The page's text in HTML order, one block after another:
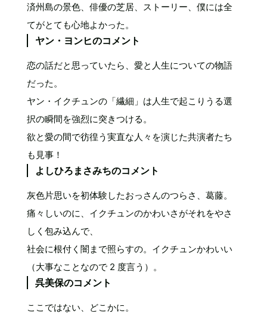
済州島の景色、俳優の芝居、ストーリー、僕には全
てがとても心地よかった。
ヤン・ヨンヒのコメント
恋の話だと思っていたら、愛と人生についての物語
だった。
ヤン・イクチュンの「繊細」は人生で起こりうる選
択の瞬間を強烈に突きつける。
欲と愛の間で彷徨う実直な人々を演じた共演者たち
も見事！
よしひろまさみちのコメント
灰色片思いを初体験したおっさんのつらさ、葛藤。
痛々しいのに、イクチュンのかわいさがそれをやさ
しく包み込んで、
社会に根付く闇まで照らすの。イクチュンかわいい
（大事なことなので 2 度言う）。
呉美保のコメント
ここではない、どこかに。